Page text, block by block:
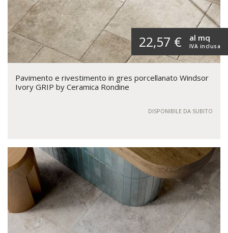
22,57 € IVA inclusa
al mq
Pavimento e rivestimento in gres porcellanato Windsor
Ivory GRIP by Ceramica Rondine
DISPONIBILE DA SUBITO